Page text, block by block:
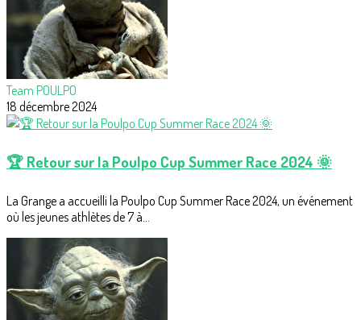
Team POULPO
18 décembre 2024
🏆 Retour sur la Poulpo Cup Summer Race 2024 🌞
La Grange a accueilli la Poulpo Cup Summer Race 2024, un événement
où les jeunes athlètes de 7 à...